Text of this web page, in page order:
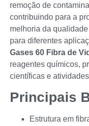
remoção de
contribuindo para a
melhoria da
para diferentes
Gases 60 Fibra de
reagentes químicos,
científicas e
Principais
Estrutura em